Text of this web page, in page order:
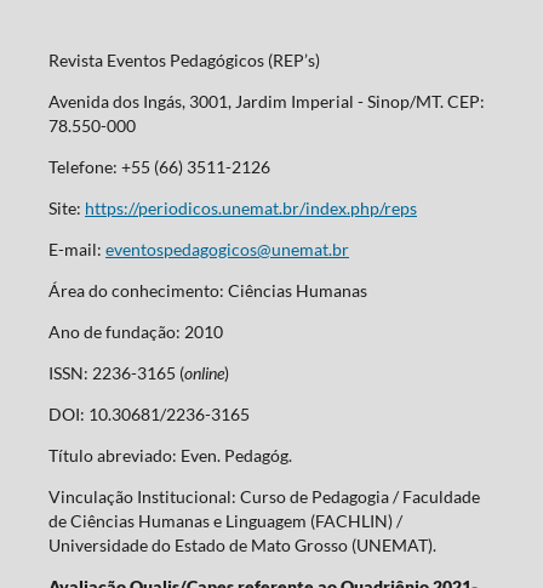
Revista Eventos Pedagógicos (REP’s)
Avenida dos Ingás, 3001, Jardim Imperial - Sinop/MT. CEP:
78.550-000
Telefone: +55 (66) 3511-2126
Site: https://periodicos.unemat.br/index.php/reps
E-mail: eventospedagogicos@unemat.br
Área do conhecimento: Ciências Humanas
Ano de fundação: 2010
ISSN: 2236-3165 (online)
DOI: 10.30681/2236-3165
Título abreviado: Even. Pedagóg.
Vinculação Institucional: Curso de Pedagogia / Faculdade
de Ciências Humanas e Linguagem (FACHLIN) /
Universidade do Estado de Mato Grosso (UNEMAT).